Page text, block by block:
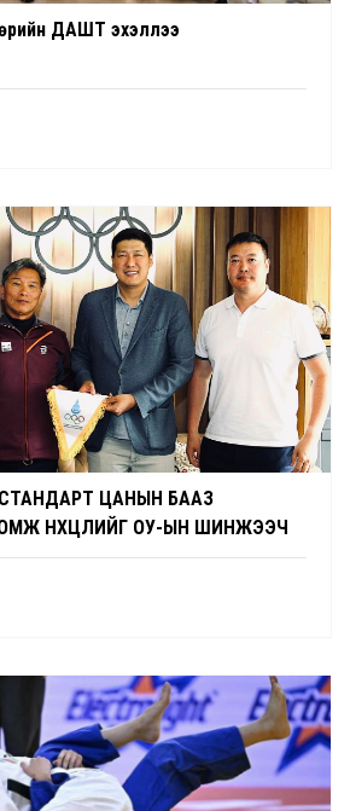
ДАШТ эхэллээ
ЦАНЫН БААЗ
НӨХЦӨЛИЙГ ОУ-ЫН ШИНЖЭЭЧ